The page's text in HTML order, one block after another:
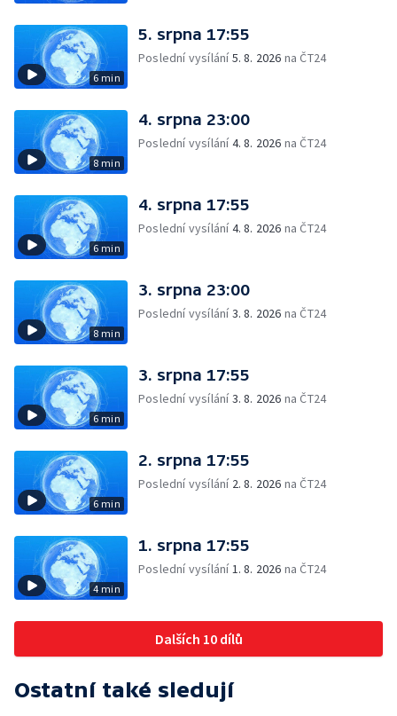
6 min
5. srpna 17:55
Poslední vysílání5. 8. 2026 na ČT24
8 min
4. srpna 23:00
Poslední vysílání4. 8. 2026 na ČT24
6 min
4. srpna 17:55
Poslední vysílání4. 8. 2026 na ČT24
8 min
3. srpna 23:00
Poslední vysílání3. 8. 2026 na ČT24
6 min
3. srpna 17:55
Poslední vysílání3. 8. 2026 na ČT24
6 min
2. srpna 17:55
Poslední vysílání 2. 8. 2026 na ČT24
4 min
1. srpna 17:55
Poslední vysílání1. 8. 2026 na ČT24
Dalších 10 dílů
Ostatní také sledují